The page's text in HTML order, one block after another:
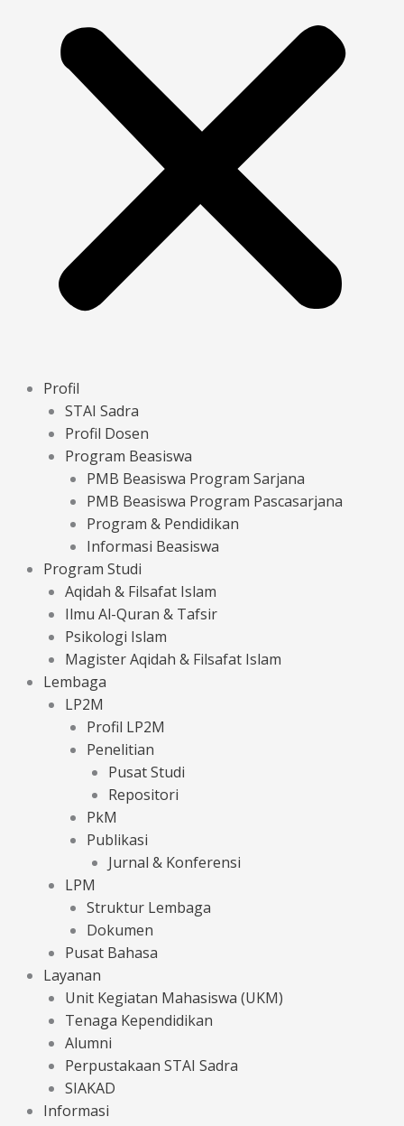
Profil
STAI Sadra
Profil Dosen
Program Beasiswa
PMB Beasiswa Program Sarjana
PMB Beasiswa Program Pascasarjana
Program & Pendidikan
Informasi Beasiswa
Program Studi
Aqidah & Filsafat Islam
Ilmu Al-Quran & Tafsir
Psikologi Islam
Magister Aqidah & Filsafat Islam
Lembaga
LP2M
Profil LP2M
Penelitian
Pusat Studi
Repositori
PkM
Publikasi
Jurnal & Konferensi
LPM
Struktur Lembaga
Dokumen
Pusat Bahasa
Layanan
Unit Kegiatan Mahasiswa (UKM)
Tenaga Kependidikan
Alumni
Perpustakaan STAI Sadra
SIAKAD
Informasi